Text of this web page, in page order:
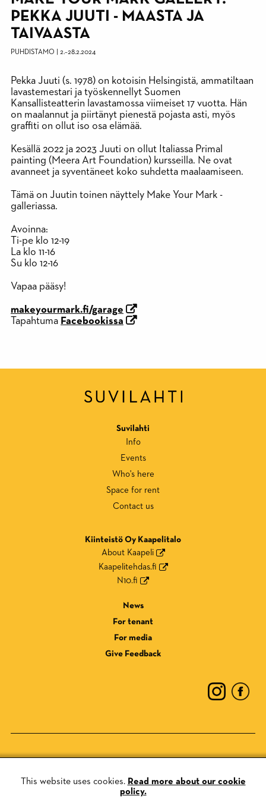
PEKKA JUUTI - MAASTA JA
TAIVAASTA
PUHDISTAMO 2.–28.2.2024
Pekka Juuti (s. 1978) on kotoisin Helsingistä, ammatiltaan
lavastemestari ja työskennellyt Suomen
Kansallisteatterin lavastamossa viimeiset 17 vuotta. Hän
on maalannut ja piirtänyt pienestä pojasta asti, myös
graffiti on ollut iso osa elämää.
Kesällä 2022 ja 2023 Juuti on ollut Italiassa Primal
painting (Meera Art Foundation) kursseilla. Ne ovat
avanneet ja syventäneet koko suhdetta maalaamiseen.
Tämä on Juutin toinen näyttely Make Your Mark -
galleriassa.
Avoinna:
Ti-pe klo 12-19
La klo 11-16
Su klo 12-16
Vapaa pääsy!
makeyourmark.fi/garage
Tapahtuma Facebookissa
Suvilahti
Info
Events
Who's here
Space for rent
Contact us
Kiinteistö Oy Kaapelitalo
About Kaapeli
Kaapelitehdas.fi
N10.fi
News
For tenant
For media
Give Feedback
This website uses cookies. Read more about our cookie
policy.